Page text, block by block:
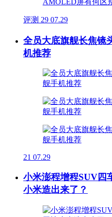
评测 29 07.29
全员大底旗舰长焦镜
机推荐
21 07.29
小米澎程增程SUV四
小米造出来了？